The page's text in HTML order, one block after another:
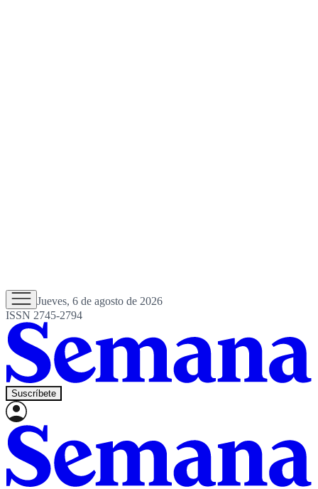
Jueves, 6 de agosto de 2026
ISSN 2745-2794
Suscríbete